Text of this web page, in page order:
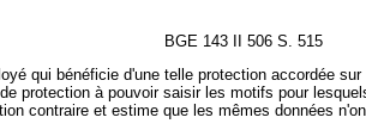
BGE 143 II 506 S. 515
qui bénéficie d'une telle protection accordée
protection à pouvoir saisir les motifs pour
contraire et estime que les mêmes données